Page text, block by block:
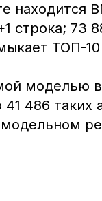
находится
строка; 73
ТОП-
моделью в
41 486